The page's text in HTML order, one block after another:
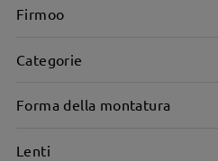
Firmoo
Categorie
Forma della montatura
Lenti